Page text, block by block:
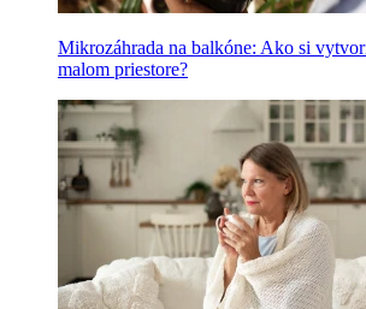
Mikrozáhrada na balkóne: Ako si
malom priestore?